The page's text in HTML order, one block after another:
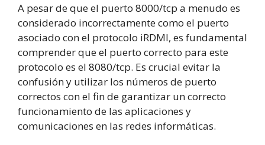
A pesar de que el puerto 8000/tcp a menudo es
considerado incorrectamente como el puerto
asociado con el protocolo iRDMI, es fundamental
comprender que el puerto correcto para este
protocolo es el 8080/tcp. Es crucial evitar la
confusión y utilizar los números de puerto
correctos con el fin de garantizar un correcto
funcionamiento de las aplicaciones y
comunicaciones en las redes informáticas.